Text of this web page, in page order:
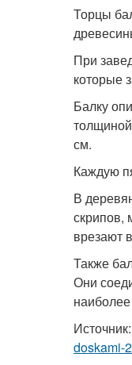
Торцы
При
которые
Балку
см.
Каждую
В
скрипов,
врезают
Также
Они
Источник:
doskami-